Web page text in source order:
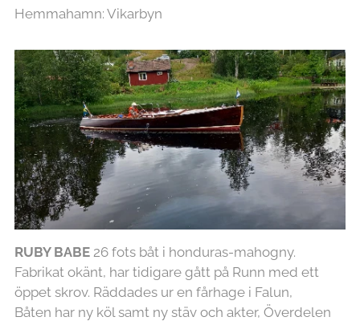
Hemmahamn: Vikarbyn
RUBY BABE 26 fots båt i honduras-mahogny.
Fabrikat okänt, har tidigare gått på Runn med ett
öppet skrov. Räddades ur en fårhage i Falun,
Båten har ny köl samt ny stäv och akter, Överdelen